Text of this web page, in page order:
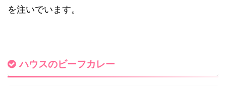
を注いでいます。
ハウスのビーフカレー